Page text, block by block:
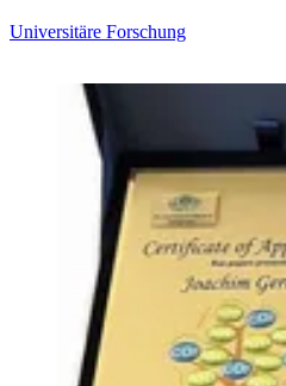
Universitäre Forschung